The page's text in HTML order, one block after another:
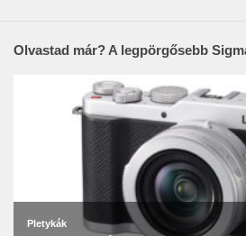
Olvastad már? A legpörgősebb